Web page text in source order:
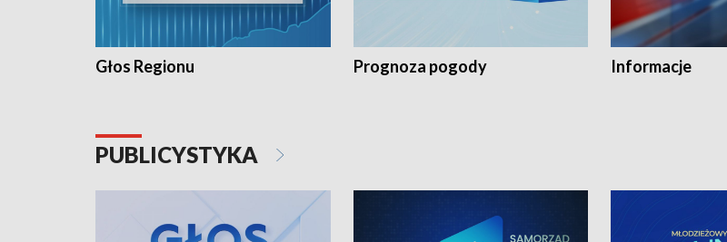
Głos Regionu Prognoza pogody Informacje
PUBLICYSTYKA